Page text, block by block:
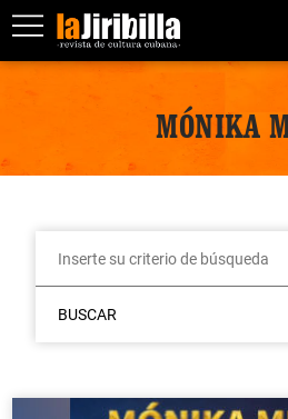
MÓNIKA
BUSCAR